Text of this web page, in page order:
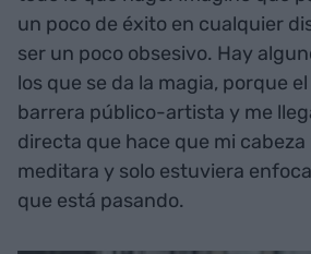
un poco de éxito en cualquier
ser un poco obsesivo. Hay
los que se da la magia, porque
barrera público-artista y me
directa que hace que mi cabeza
meditara y solo estuviera
que está pasando.